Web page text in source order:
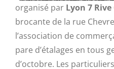
organisé par Lyon 7
brocante de la rue
l’association de
pare d’étalages en tous
d’octobre. Les